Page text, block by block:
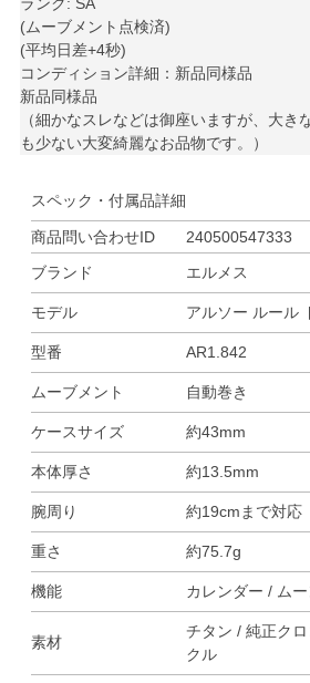
(ムーブメント点検済)
(平均日差+4秒)
コンディション詳細：新品同様品
新品同様品
（細かなスレなどは御座いますが、大き
も少ない大変綺麗なお品物です。）
スペック・付属品詳細
商品問い合わせID
240500547333
ブランド
エルメス
モデル アルソー ルール
型番 AR1.842
ムーブメント 自動巻き
ケースサイズ 約43mm
本体厚さ 約13.5mm
腕周り 約19cmまで対応
重さ 約75.7g
機能 カレンダー / ム
素材
チタン / 純正ク
クル